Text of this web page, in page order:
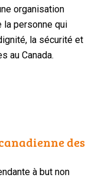
organisation
personne qui
la sécurité et
au Canada.
des
à but non